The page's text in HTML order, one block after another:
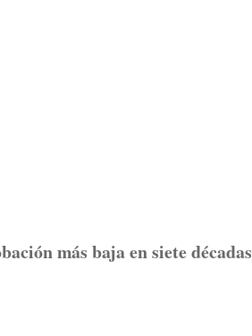
más baja en siete décadas